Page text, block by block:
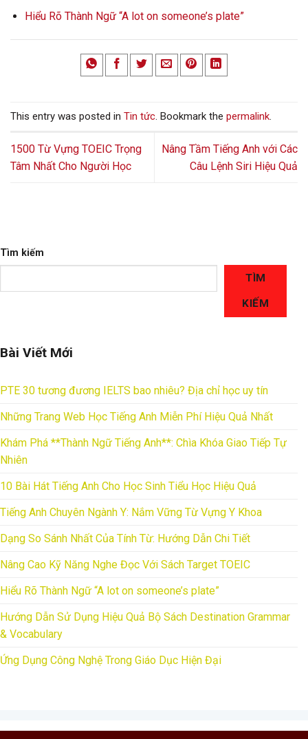
Hiểu Rõ Thành Ngữ “A lot on someone’s plate”
This entry was posted in Tin tức. Bookmark the permalink.
1500 Từ Vựng TOEIC Trọng
Tâm Nhất Cho Người Học
Nâng Tầm Tiếng Anh với Các
Câu Lệnh Siri Hiệu Quả
Tìm kiếm
TÌM
KIẾM
Bài Viết Mới
PTE 30 tương đương IELTS bao nhiêu? Địa chỉ học uy tín
Những Trang Web Học Tiếng Anh Miễn Phí Hiệu Quả Nhất
Khám Phá **Thành Ngữ Tiếng Anh**: Chìa Khóa Giao Tiếp Tự
Nhiên
10 Bài Hát Tiếng Anh Cho Học Sinh Tiểu Học Hiệu Quả
Tiếng Anh Chuyên Ngành Y: Nắm Vững Từ Vựng Y Khoa
Dạng So Sánh Nhất Của Tính Từ: Hướng Dẫn Chi Tiết
Nâng Cao Kỹ Năng Nghe Đọc Với Sách Target TOEIC
Hiểu Rõ Thành Ngữ “A lot on someone’s plate”
Hướng Dẫn Sử Dụng Hiệu Quả Bộ Sách Destination Grammar
& Vocabulary
Ứng Dụng Công Nghệ Trong Giáo Dục Hiện Đại